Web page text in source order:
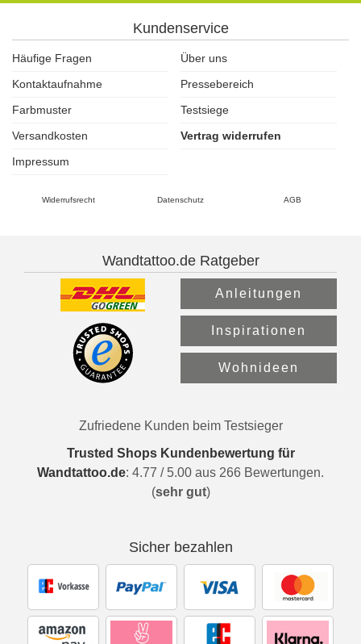
Kundenservice
Häufige Fragen
Über uns
Kontaktaufnahme
Pressebereich
Farbmuster
Testsiege
Versandkosten
Vertrag widerrufen
Impressum
Widerrufsrecht Datenschutz AGB
Wandtattoo.de Ratgeber
Anleitungen
Inspirationen
Wohnideen
Zufriedene Kunden beim Testsieger
Trusted Shops Kundenbewertung für
Wandtattoo.de: 4.77 / 5.00 aus 266 Bewertungen.
(sehr gut)
Sicher bezahlen